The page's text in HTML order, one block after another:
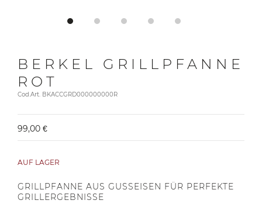
BERKEL GRILLPFANNE
ROT
Cod.Art. BKACCGRD000000000R
99,00 €
AUF LAGER
GRILLPFANNE AUS GUSSEISEN FÜR PERFEKTE
GRILLERGEBNISSE